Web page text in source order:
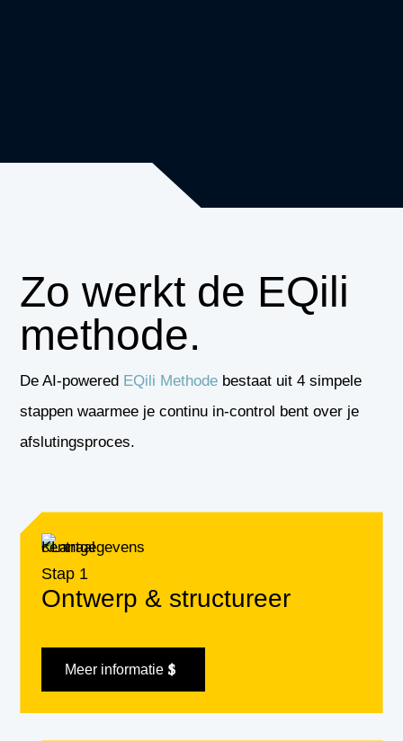
Zo werkt de EQili
methode.
DeAI-powered EQili Methode bestaat uit 4 simpele
stappen waarmee je continu in-control bent over je
afslutingsproces.
Stap 1
Ontwerp & structureer
Meer informatie